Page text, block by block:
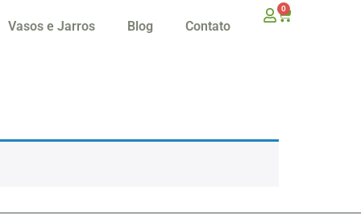
Vasos e Jarros Blog Contato
0